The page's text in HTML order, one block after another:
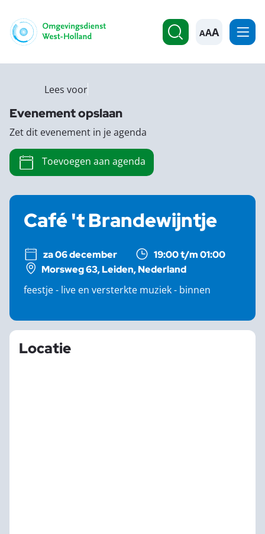
A
Café 't Brandewijntje
za 06 december
19:00 t/m 01:00
Morsweg 63, Leiden, Nederland
feestje - live en versterkte muziek - binnen
Locatie
Lees voor
Evenement opslaan
Zet dit evenement in je agenda
Toevoegen aan agenda